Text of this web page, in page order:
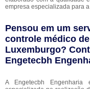
empresa especializada para
Pensou em um
controle médico
Luxemburgo?
Engetecbh
A Engetecbh